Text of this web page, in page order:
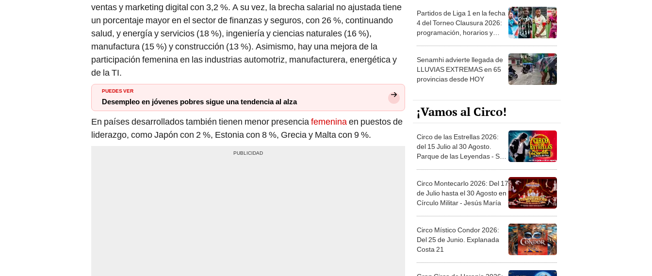
ventas y marketing digital con 3,2 %. A su vez, la brecha salarial no ajustada tiene
un porcentaje mayor en el sector de finanzas y seguros, con 26 %, continuando
salud, y energía y servicios (18 %), ingeniería y ciencias naturales (16 %),
manufactura (15 %) y construcción (13 %). Asimismo, hay una mejora de la
participación femenina en las industrias automotriz, manufacturera, energética y
de la TI.
PUEDES VER
Desempleo en jóvenes pobres sigue una tendencia al alza
En países desarrollados también tienen menor presenciafemeninaen puestos de
liderazgo, como Japón con 2 %, Estonia con 8 %, Grecia y Malta con 9 %.
Partidos de Liga 1 en la fecha
4 del Torneo Clausura 2026:
programación, horarios y
Senamhi advierte llegada de
LLUVIAS EXTREMAS en 65
provincias desde HOY
¡Vamos al Circo!
Circo de las Estrellas 2026:
del 15 Julio al 30 Agosto.
Parque de las Leyendas - San
Circo Montecarlo 2026: Del 17
de Julio hasta el 30 Agosto en
Círculo Militar - Jesús María
Circo Místico Condor 2026:
Del 25 de Junio. Explanada
Costa 21